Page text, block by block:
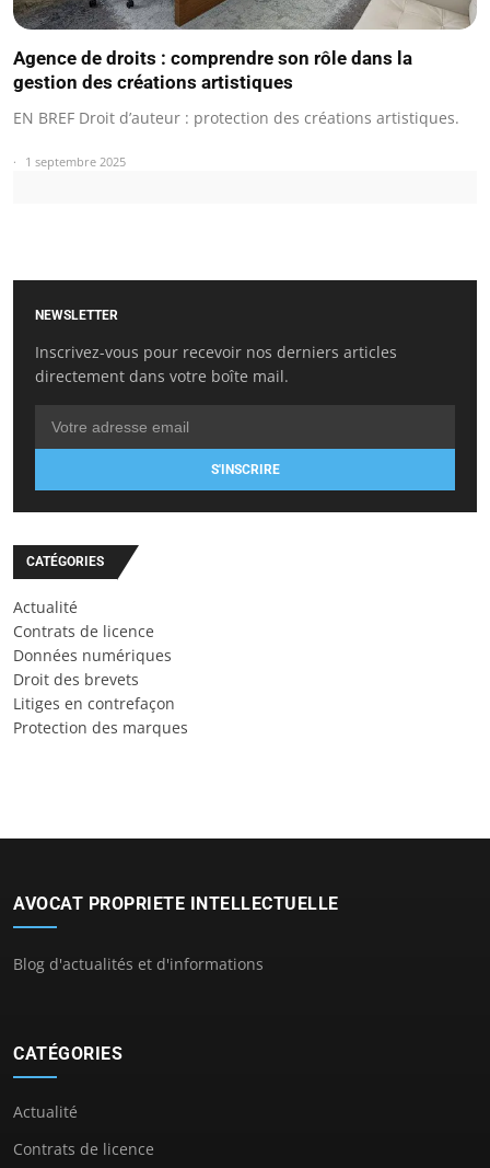
Agence de droits : comprendre son rôle dans la
gestion des créations artistiques
EN BREF Droit d’auteur : protection des créations artistiques.
1 septembre 2025
NEWSLETTER
Inscrivez-vous pour recevoir nos derniers articles
directement dans votre boîte mail.
S'INSCRIRE
CATÉGORIES
Actualité
Contrats de licence
Données numériques
Droit des brevets
Litiges en contrefaçon
Protection des marques
AVOCAT PROPRIETE INTELLECTUELLE
Blog d'actualités et d'informations
CATÉGORIES
Actualité
Contrats de licence